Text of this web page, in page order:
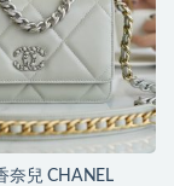
奈兒 CHANEL